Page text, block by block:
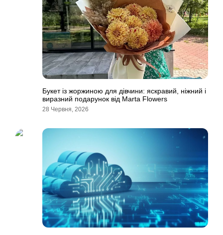
Букет із жоржиною для дівчини: яскравий, ніжний і
виразний подарунок від Marta Flowers
28 Червня, 2026